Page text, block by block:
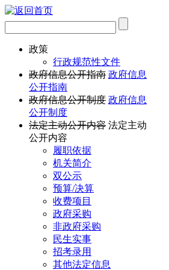
政策
行政规范性文件
政府信息公开指南 政府信息
公开指南
政府信息公开制度 政府信息
公开制度
法定主动公开内容 法定主动
公开内容
履职依据
机关简介
双公示
预算/决算
收费项目
政府采购
非政府采购
民生实事
招考录用
其他法定信息